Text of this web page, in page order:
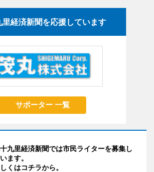
里経済新聞を応援しています
サポーター 一覧
九里経済新聞では市民ライターを募集し
ます。
くはコチラから。